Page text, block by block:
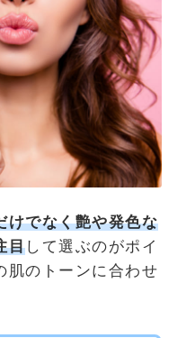
けでなく艶や発色な
目して選ぶのがポイ
肌のトーンに合わせ